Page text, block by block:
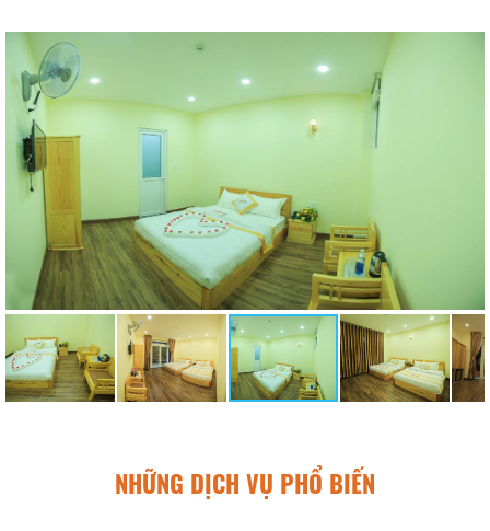
NHỮNG DỊCH VỤ PHỔ BIẾN